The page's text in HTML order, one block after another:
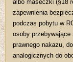
albo maseczki (§18
zapewnienia
podczas pobytu w
osoby
prawnego nakazu,
analogicznych do